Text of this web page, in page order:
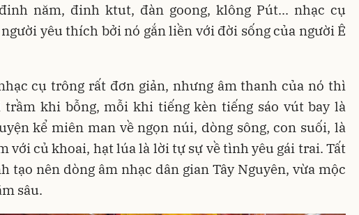
năm, đinh ktut, đàn goong, klông Pút... nhạc cụ
yêu thích bởi nó gắn liền với đời sống của người Ê
cụ trông rất đơn giản, nhưng âm thanh của nó thì
trầm khi bỗng, mỗi khi tiếng kèn tiếng sáo vút bay là
kể miên man về ngọn núi, dòng sông, con suối, là
với củ khoai, hạt lúa là lời tự sự về tình yêu gái trai. Tất
tạo nên dòng âm nhạc dân gian Tây Nguyên, vừa mộc
sâu.